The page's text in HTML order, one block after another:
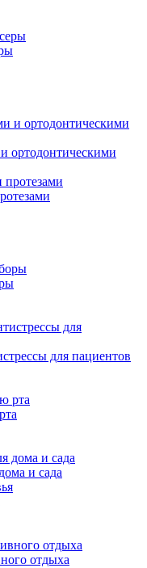
ортодонтическими
для пациентов
и сада
отдыха